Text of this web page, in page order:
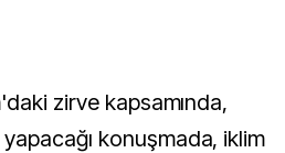
zirve kapsamında,
konuşmada, iklim